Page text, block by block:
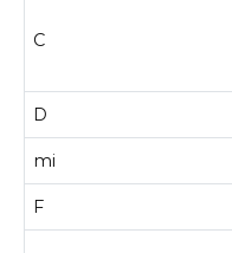
C
D
mi
F